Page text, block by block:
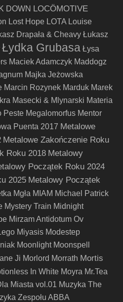
DOWN LOCÖMOTIVE
Lost Hope LOTA Louise
Drapała & Cheavy Łukasz
Łydka Grubasa Łysa
Maciek Adamczyk Maddogz
Majka Jeżowska
Marcin Rozynek Marduk Marek
Masecki & Mlynarski Materia
Peste Megalomorfus Mentor
Puenta 2017 Metalowe
Metalowe Zakończenie Roku
Roku 2018 Metalowy
Początek Roku 2024
2025 Metalowy Początek
Mgła MIAM Michael Patrick
Mystery Train Midnight
Mirzam Antidotum Ov
Miyasis Modestep
Moonlight Moonspell
Ji Morlord Morrath Mortis
In White Moyra Mr.Tea
Miasta vol.01 Muzyka The
Zespołu ABBA